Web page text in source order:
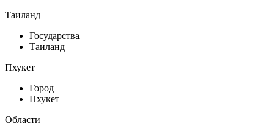
Таиланд
Государства
Таиланд
Пхукет
Город
Пхукет
Области